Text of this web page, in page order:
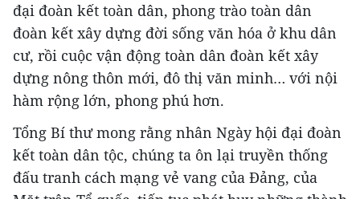
đại đoàn kết toàn dân, phong trào toàn dân
đoàn kết xây dựng đời sống văn hóa ở khu dân
cư, rồi cuộc vận động toàn dân đoàn kết xây
dựng nông thôn mới, đô thị văn minh… với nội
hàm rộng lớn, phong phú hơn.
Tổng Bí thư mong rằng nhân Ngày hội đại đoàn
kết toàn dân tộc, chúng ta ôn lại truyền thống
đấu tranh cách mạng vẻ vang của Đảng, của